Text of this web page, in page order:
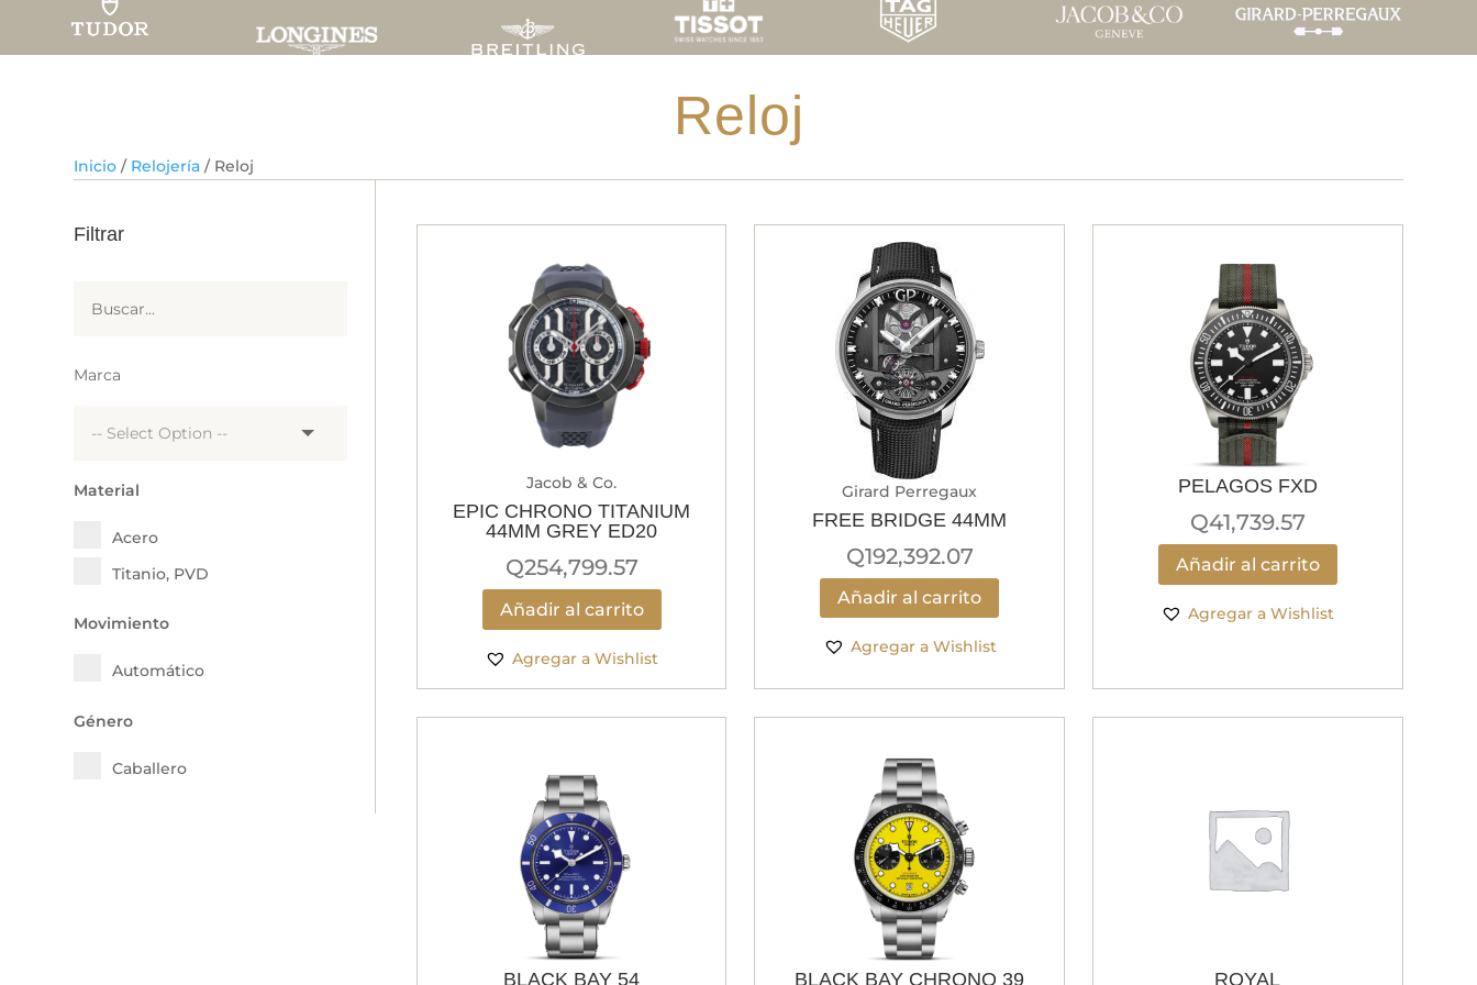
Reloj
Inicio / Relojería / Reloj
Filtrar
Marca
Material
Acero
Titanio, PVD
Movimiento
Automático
Género
Caballero
Jacob & Co.
EPIC CHRONO TITANIUM
44MM GREY ED20
Q254,799.57
Añadir al carrito
Agregar a Wishlist
Girard Perregaux
FREE BRIDGE 44MM
Q192,392.07
Añadir al carrito
Agregar a Wishlist
PELAGOS FXD
Q41,739.57
Añadir al carrito
Agregar a Wishlist
BLACK BAY 54 BLACK BAY CHRONO 39 ROYAL